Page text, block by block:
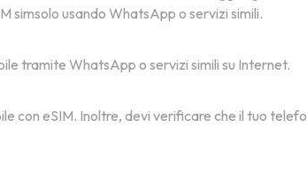
simsolo usando WhatsApp o servizi simili.
tramite WhatsApp o servizi simili su Internet.
con eSIM. Inoltre, devi verificare che il tuo